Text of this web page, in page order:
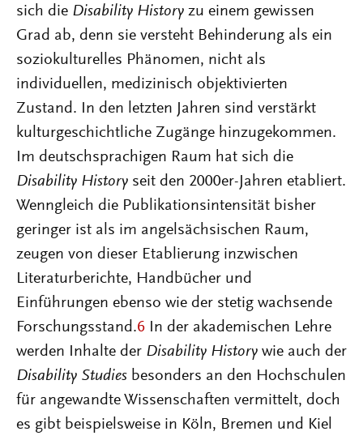
sich die Disability History zu einem gewissen
Grad ab, denn sie versteht Behinderung als ein
soziokulturelles Phänomen, nicht als
individuellen, medizinisch objektivierten
Zustand. In den letzten Jahren sind verstärkt
kulturgeschichtliche Zugänge hinzugekommen.
Im deutschsprachigen Raum hat sich die
Disability History seit den 2000er-Jahren etabliert.
Wenngleich die Publikationsintensität bisher
geringer ist als im angelsächsischen Raum,
zeugen von dieser Etablierung inzwischen
Literaturberichte, Handbücher und
Einführungen ebenso wie der stetig wachsende
Forschungsstand.6 In der akademischen Lehre
werden Inhalte der Disability History wie auch der
Disability Studies besonders an den Hochschulen
für angewandte Wissenschaften vermittelt, doch
es gibt beispielsweise in Köln, Bremen und Kiel